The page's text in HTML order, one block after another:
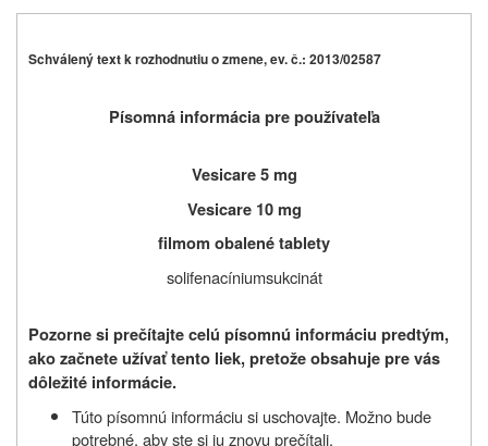
Schválený text k rozhodnutiu o zmene, ev. č.: 2013/02587
Písomná informácia pre používateľa
Vesicare 5 mg
Vesicare 10 mg
filmom obalené tablety
solifenacíniumsukcinát
Pozorne si prečítajte celú písomnú informáciu predtým,
ako začnete užívaťtento liek, pretože obsahuje pre vás
dôležité informácie.
Túto písomnú informáciu si uschovajte. Možno bude
potrebné, aby ste si ju znovu prečítali.